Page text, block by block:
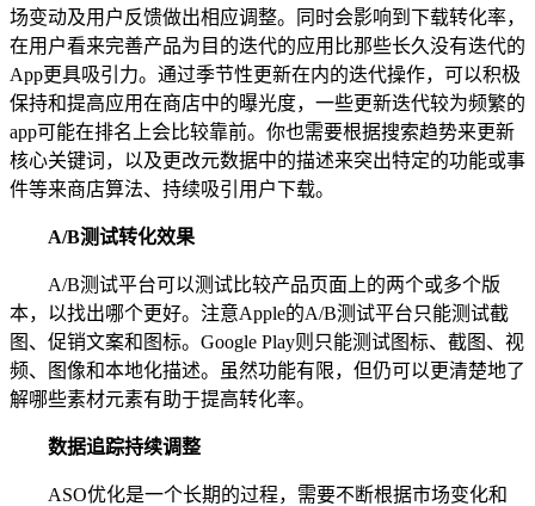
场变动及用户反馈做出相应调整。同时会影响到下载转化率，
在用户看来完善产品为目的迭代的应用比那些长久没有迭代的
App更具吸引力。通过季节性更新在内的迭代操作，可以积极
保持和提高应用在商店中的曝光度，一些更新迭代较为频繁的
app可能在排名上会比较靠前。你也需要根据搜索趋势来更新
核心关键词，以及更改元数据中的描述来突出特定的功能或事
件等来商店算法、持续吸引用户下载。
A/B测试转化效果
A/B测试平台可以测试比较产品页面上的两个或多个版
本，以找出哪个更好。注意Apple的A/B测试平台只能测试截
图、促销文案和图标。Google Play则只能测试图标、截图、视
频、图像和本地化描述。虽然功能有限，但仍可以更清楚地了
解哪些素材元素有助于提高转化率。
数据追踪持续调整
ASO优化是一个长期的过程，需要不断根据市场变化和